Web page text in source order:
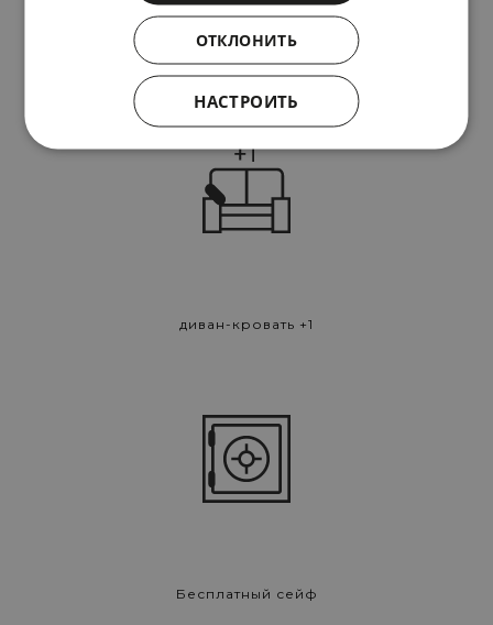
диван-кровать +1
Бесплатный сейф
ОТКЛОНИТЬ
НАСТРОИТЬ